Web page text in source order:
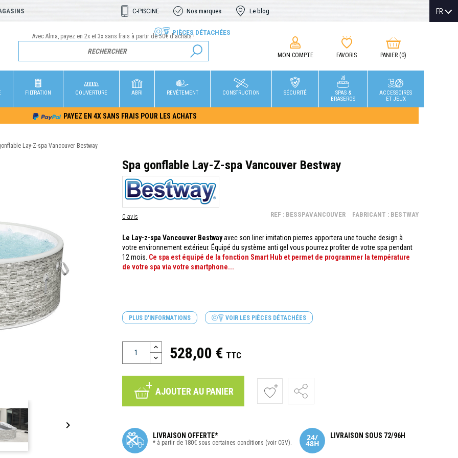
C-PISCINE Nos marques Le blog
PIÈCES DÉTACHÉES
FR
Avec Alma, payez en 2x et 3x sans frais à partir de 50€ d'achats !
MON COMPTE FAVORIS PANIER (0)
FILTRATION COUVERTURE ABRI REVÊTEMENT CONSTRUCTION SÉCURITÉ
SPAS &
BRASEROS
ACCESSOIRES
ET JEUX
PAYEZ EN 4X SANS FRAIS POUR LES ACHATS
Lay-Z-spa Vancouver Bestway

Spa gonflable Lay-Z-spa Vancouver Bestway
0 avis REF : BESSPAVANCOUVER FABRICANT : BESTWAY
Le Lay-z-spa Vancouver Bestwayavec son liner imitation pierres apportera une touche design à
votre environnement extérieur. Équipé du système anti gel vous pourrez profiter de votre spa pendant
12 mois. Ce spa est équipé de la fonction Smart Hub et permet de programmer la température
de votre spa via votre smartphone...
PLUS D'INFORMATIONS VOIR LES PIÈCES DÉTACHÉES
528,00 € TTC
AJOUTER AU PANIER
LIVRAISON OFFERTE*
* à partir de 180€ sous certaines conditions (voir CGV).
LIVRAISON SOUS 72/96H